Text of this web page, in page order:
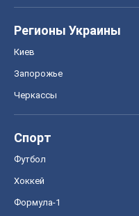
Регионы Украины
Киев
Запорожье
Черкассы
Спорт
Футбол
Хоккей
Формула-1